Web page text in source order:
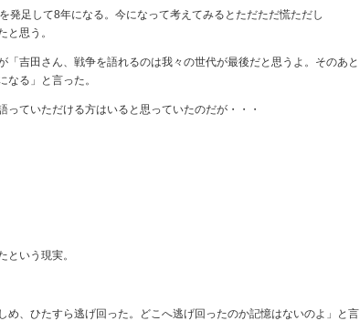
発足して8年になる。今になって考えてみるとただただ慌ただし
と思う。
「吉田さん、戦争を語れるのは我々の世代が最後だと思うよ。そのあと
る」と言った。
ていただける方はいると思っていたのだが・・・
いう現実。
め、ひたすら逃げ回った。どこへ逃げ回ったのか記憶はないのよ」と言